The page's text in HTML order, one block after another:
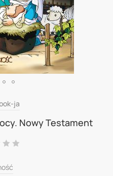
ja
Nowy Testament